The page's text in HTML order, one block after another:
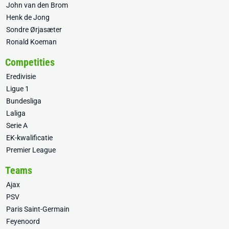
John van den Brom
Henk de Jong
Sondre Ørjasæter
Ronald Koeman
Competities
Eredivisie
Ligue 1
Bundesliga
Laliga
Serie A
EK-kwalificatie
Premier League
Teams
Ajax
PSV
Paris Saint-Germain
Feyenoord